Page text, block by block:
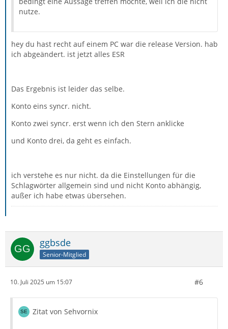
nutze.
hey du hast recht auf einem PC war die release Version. hab
ich abgeändert. ist jetzt alles ESR
Das Ergebnis ist leider das selbe.
Konto eins syncr. nicht.
Konto zwei syncr. erst wenn ich den Stern anklicke
und Konto drei, da geht es einfach.
ich verstehe es nur nicht. da die Einstellungen für die
Schlagwörter allgemein sind und nicht Konto abhängig,
außer ich habe etwas übersehen.
ggbsde
Senior-Mitglied
10. Juli 2025 um 15:07 #6
Zitat von Sehvornix